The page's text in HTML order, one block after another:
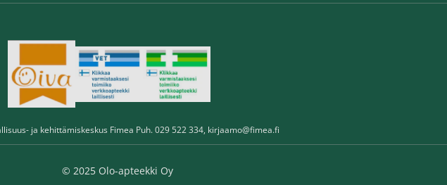
ja kehittämiskeskus Fimea Puh. 029 522 334, kirjaamo@fimea.fi
© 2025 Olo-apteekki Oy